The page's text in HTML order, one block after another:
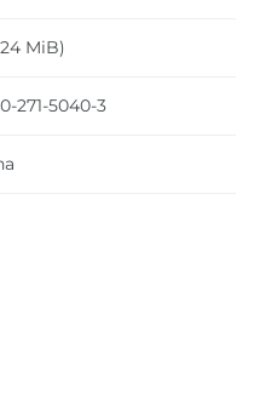
MiB)
271-5040-3